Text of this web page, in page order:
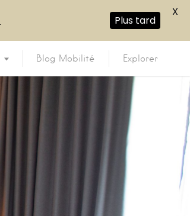
Blog Mobilité Explorer
Plus tard
X